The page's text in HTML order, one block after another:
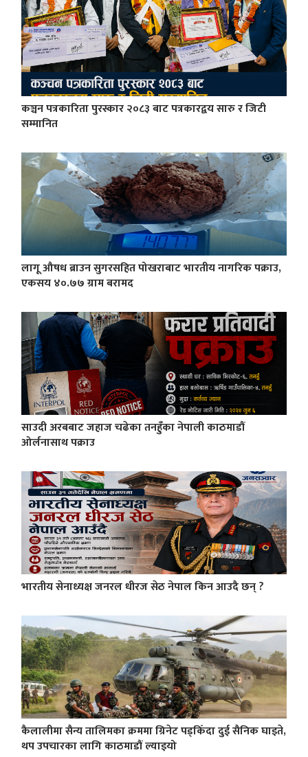
कञ्चन पत्रकारिता पुरस्कार २०८३ बाट पत्रकारद्वय सारु र जिटी
सम्मानित
लागू औषध ब्राउन सुगरसहित पोखराबाट भारतीय नागरिक पक्राउ,
एकसय ४०.७७ ग्राम बरामद
साउदी अरबबाट जहाज चढेका तनहुँका नेपाली काठमाडौं
ओर्लनासाथ पक्राउ
भारतीय सेनाध्यक्ष जनरल धीरज सेठ नेपाल किन आउदै छन् ?
कैलालीमा सैन्य तालिमका क्रममा ग्रिनेट पड्किँदा दुई सैनिक घाइते,
थप उपचारका लागि काठमाडौं ल्याइयो